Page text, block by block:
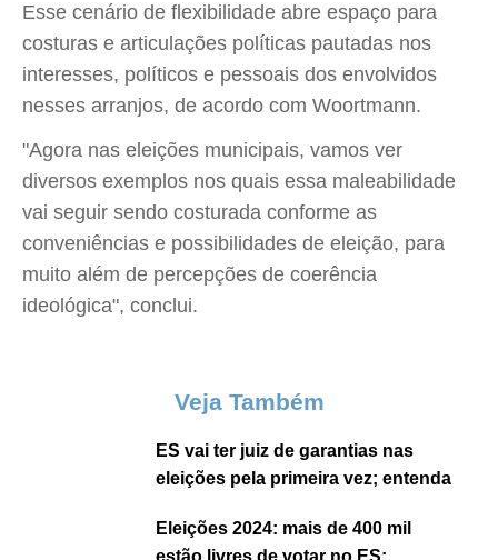
Esse cenário de flexibilidade abre espaço para
costuras e articulações políticas pautadas nos
interesses, políticos e pessoais dos envolvidos
nesses arranjos, de acordo com Woortmann.
"Agora nas eleições municipais, vamos ver
diversos exemplos nos quais essa maleabilidade
vai seguir sendo costurada conforme as
conveniências e possibilidades de eleição, para
muito além de percepções de coerência
ideológica", conclui.
Veja Também
ES vai ter juiz de garantias nas
eleições pela primeira vez; entenda
Eleições 2024: mais de 400 mil
estão livres de votar no ES;